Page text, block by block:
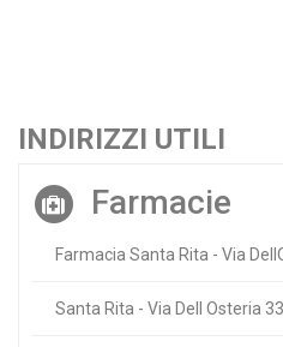
INDIRIZZI UTILI
Farmacie
Farmacia Santa Rita - Via
Santa Rita - Via Dell Osteria